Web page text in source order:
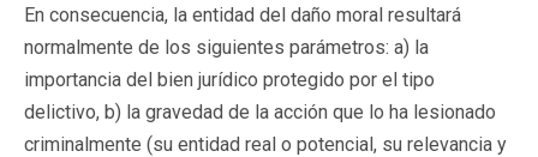
En consecuencia, la entidad del daño moral resultará
normalmente de los siguientes parámetros: a) la
importancia del bien jurídico protegido por el tipo
delictivo, b) la gravedad de la acción que lo ha lesionado
criminalmente (su entidad real o potencial, su relevancia y